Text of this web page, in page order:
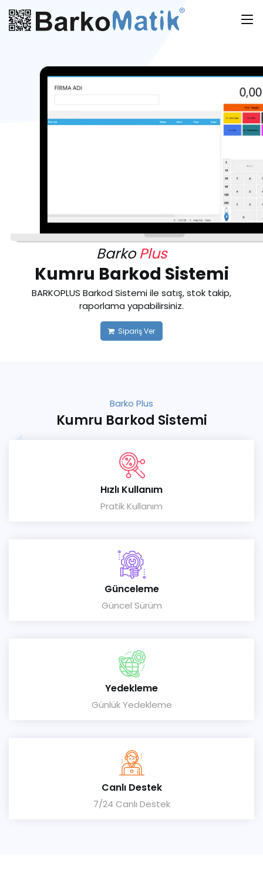
BarkoPlus
Kumru Barkod Sistemi
BARKOPLUS Barkod Sistemi ile satış, stok takip,
raporlama yapabilirsiniz.
Sipariş Ver
Barko Plus
Kumru Barkod Sistemi
Hızlı Kullanım
Pratik Kullanım
Günceleme
Güncel Sürüm
Yedekleme
Günlük Yedekleme
Canlı Destek
7/24 Canlı Destek